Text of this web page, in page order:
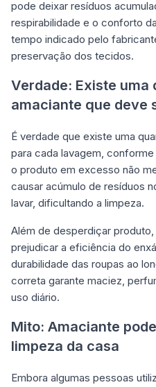
pode deixar resíduos
respirabilidade e o conforto
tempo indicado pelo
preservação dos tecidos.
Verdade: Existe uma
amaciante que deve
É verdade que existe uma
para cada lavagem,
o produto em excesso não
causar acúmulo de resíduos
lavar, dificultando a limpeza.
Além de desperdiçar
prejudicar a eficiência do
durabilidade das roupas ao
correta garante maciez,
uso diário.
Mito: Amaciante
limpeza da casa
Embora algumas pessoas